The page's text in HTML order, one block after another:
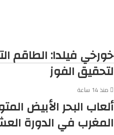
خورخي فيلدا: الطاقم
لتحقيق الفوز
منذ 14 ساعة
المغرب في الدورة